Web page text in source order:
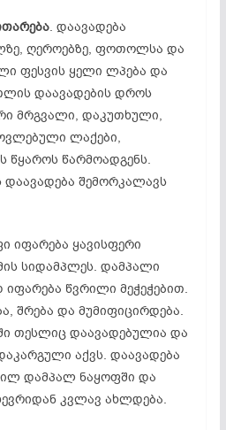
. დაავადება
ღეროებზე, ფოთოლსა და
ფესვის ყელი ლპება და
დაავადების დროს
მრგვალი, დაკუთხული,
ლაქები,
წყაროს წარმოადგენს.
დაავადება შემორკალავს
იფარება ყავისფერი
სიდამპლეს. დამპალი
წვრილი მეჭეჭებით.
შრება და მუმიფიცირდება.
თესლიც დაავადებულია და
აქვს. დაავადება
დამპალ ნაყოფში და
კვლავ ახლდება.